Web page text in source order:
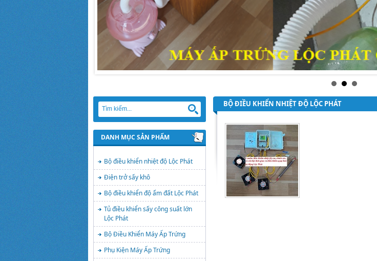
BỘ ĐIỀU KHIỂN NHIỆT ĐỘ LỘC PHÁT
DANH MỤC SẢN PHẨM
Bộ điều khiển nhiệt độ Lộc Phát
Điện trở sấy khô
Bộ điều khiển độ ẩm đất Lộc Phát
Tủ điều khiển sấy công suất lớn
Lộc Phát
Bộ Điều Khiển Máy Ấp Trứng
Phụ Kiện Máy Ấp Trứng